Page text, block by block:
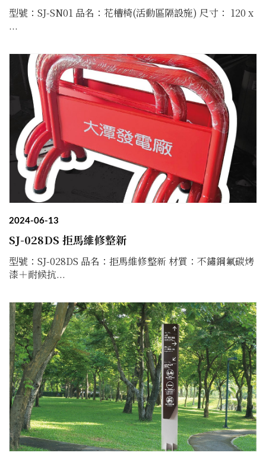
型號：SJ-SN01 品名：花槽椅(活動區隔設施) 尺寸： 120 x
...
2024-06-13
SJ-028DS 拒馬維修整新
型號：SJ-028DS 品名：拒馬維修整新 材質：不鏽鋼氟碳烤
漆＋耐候抗...